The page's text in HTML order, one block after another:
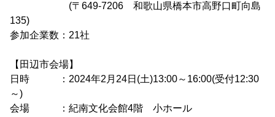
(〒649-7206 和歌山県橋本市高野口町向島
135)
参加企業数：21社
【田辺市会場】
日時 ：2024年2月24日(土)13:00～16:00(受付12:30
～)
会場 ：紀南文化会館4階 小ホール